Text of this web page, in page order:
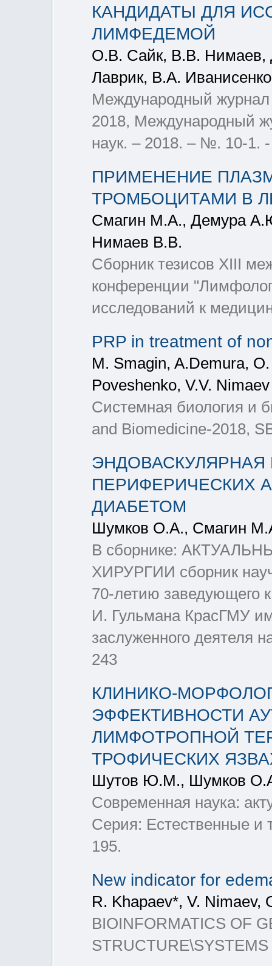
КАНДИДАТЫ ДЛЯ
ЛИМФЕДЕМОЙ
О.В. Сайк, В.В.
Лаврик, В.А. Иванисенко
Международный журнал
2018, Международный
наук. – 2018. – №. 10-1.
ПРИМЕНЕНИЕ
ТРОМБОЦИТАМИ В
Смагин М.А., Демура
Нимаев В.В.
Сборник тезисов XIII
конференции
исследований к
PRP in treatment of
M. Smagin, A.Demura,
Poveshenko, V.V. Nimaev
Системная биология и
and Biomedicine-2018,
ПЕРИФЕРИЧЕСКИХ
ДИАБЕТОМ
Шумков О.А., Смагин
В сборнике:
ХИРУРГИИ сборник
70-летию заведующего
И. Гульмана КрасГМУ
заслуженного деятеля
243
КЛИНИКО-
ЭФФЕКТИВНОСТИ
ЛИМФОТРОПНОЙ
ТРОФИЧЕСКИХ
Шутов Ю.М., Шумков
Современная наука:
Серия: Естественные и
195.
New indicator for
R. Khapaev*, V. Nimaev,
BIOINFORMATICS OF